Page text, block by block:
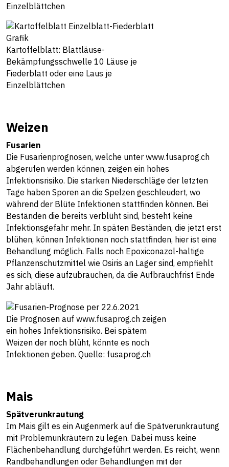
Einzelblättchen
Kartoffelblatt: Blattläuse-
Bekämpfungsschwelle 10 Läuse je
Fiederblatt oder eine Laus je
Einzelblättchen
Weizen
Fusarien
Die Fusarienprognosen, welche unter www.fusaprog.ch
abgerufen werden können, zeigen ein hohes
Infektionsrisiko. Die starken Niederschläge der letzten
Tage haben Sporen an die Spelzen geschleudert, wo
während der Blüte Infektionen stattfinden können. Bei
Beständen die bereits verblüht sind, besteht keine
Infektionsgefahr mehr. In späten Beständen, die jetzt erst
blühen, können Infektionen noch stattfinden, hier ist eine
Behandlung möglich. Falls noch Epoxiconazol-haltige
Pflanzenschutzmittel wie Osiris an Lager sind, empfiehlt
es sich, diese aufzubrauchen, da die Aufbrauchfrist Ende
Jahr abläuft.
Die Prognosen auf www.fusaprog.ch zeigen
ein hohes Infektionsrisiko. Bei spätem
Weizen der noch blüht, könnte es noch
Infektionen geben. Quelle: fusaprog.ch
Mais
Spätverunkrautung
Im Mais gilt es ein Augenmerk auf die Spätverunkrautung
mit Problemunkräutern zu legen. Dabei muss keine
Flächenbehandlung durchgeführt werden. Es reicht, wenn
Randbehandlungen oder Behandlungen mit der